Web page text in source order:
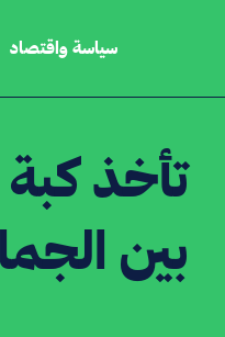
سياسة واقتصاد
تأخذ
بين